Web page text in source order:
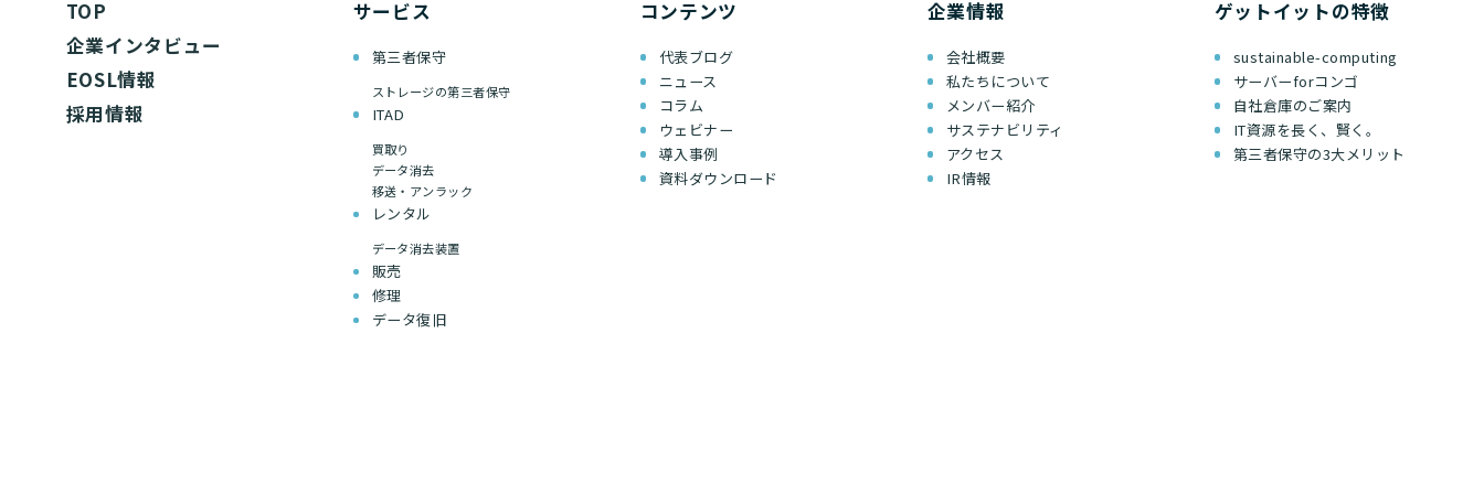
TOP
企業インタビュー
EOSL情報
採用情報
サービス
第三者保守
ストレージの第三者保守
ITAD
買取り
データ消去
移送・アンラック
レンタル
データ消去装置
販売
修理
データ復旧
コンテンツ
代表ブログ
ニュース
コラム
ウェビナー
導入事例
資料ダウンロード
企業情報
会社概要
私たちについて
メンバー紹介
サステナビリティ
アクセス
IR情報
ゲットイットの特徴
sustainable-computing
サーバーforコンゴ
自社倉庫のご案内
IT資源を長く、賢く。
第三者保守の3大メリット